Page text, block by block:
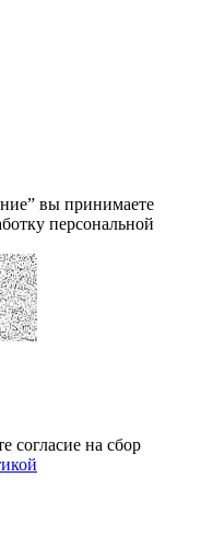
вы принимаете
персональной
cогласие на сбор